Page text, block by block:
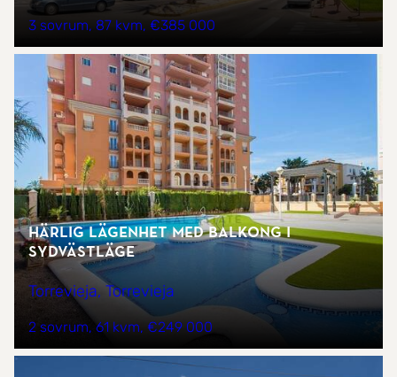
3 sovrum 87 kvm €385 000
Härlig lägenhet med balkong i
sydvästläge
Torrevieja, Torrevieja
2 sovrum 61 kvm €249 000